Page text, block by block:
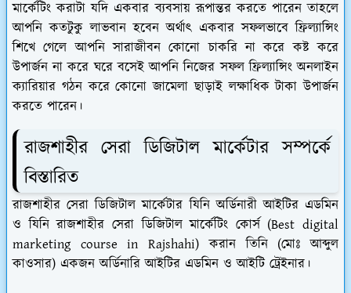
মার্কেটিং করাটা যদি একবার ব্যবসায় রূপান্তর করতে পারেন তাহলে
আপনি কতটুকু লাভবান হবেন অর্থাৎ একবার সফলভাবে ফ্রিল্যান্সিং
শিখে গেলে আপনি সারাজীবন কোনো চাকরি না করে কষ্ট করে
উপার্জন না করে ঘরে বসেই আপনি নিজের সফল ফ্রিল্যান্সিং অনলাইন
ক্যারিয়ার গঠন করে কোনো জামেলা ছাড়াই লক্ষাধিক টাকা উপার্জন
করতে পারেন।
রাজশাহীর সেরা ডিজিটাল মার্কেটার সম্পর্কে
বিস্তারিত
রাজশাহীর সেরা ডিজিটাল মার্কেটার যিনি অর্ডিনারী আইটির এডমিন
ও যিনি রাজশাহীর সেরা ডিজিটাল মার্কেটিং কোর্স (Best digital
marketing course in Rajshahi) করান তিনি (মোঃ আব্দুল
কাওসার) একজন অর্ডিনারি আইটির এডমিন ও আইটি ট্রেইনার।